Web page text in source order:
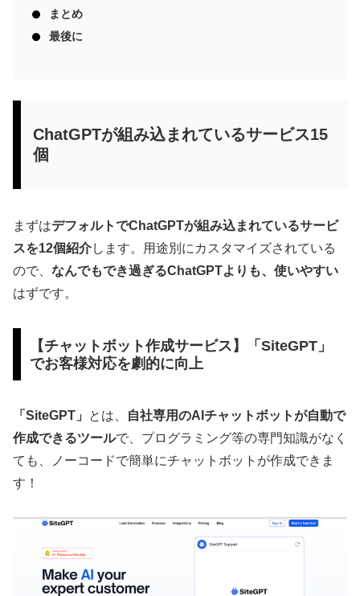
まとめ
最後に
ChatGPTが組み込まれているサービス15
個
まずはデフォルトでChatGPTが組み込まれているサービ
スを12個紹介します。用途別にカスタマイズされている
ので、 なんでもでき過ぎるChatGPTよりも、使いやすい
はずです。
【チャットボット作成サービス】「SiteGPT」
でお客様対応を劇的に向上
「SiteGPT」 とは、
自社専用のAIチャットボットが自動で
作成できるツールで、プログラミング等の専門知識がなく
ても、ノーコードで簡単にチャットボットが作成できま
す！